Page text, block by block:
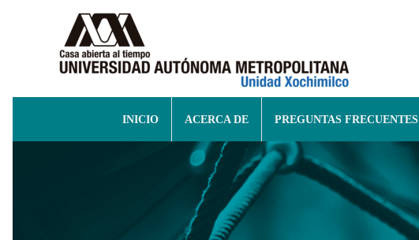
INICIO ACERCA DE PREGUNTAS FRECUENTES